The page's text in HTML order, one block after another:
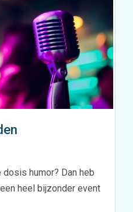
humor? Dan heb
heel bijzonder event